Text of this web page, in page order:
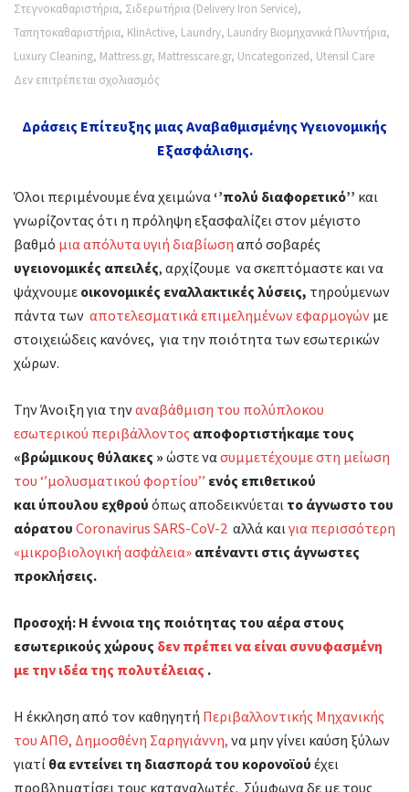
Στεγνοκαθαριστήρια, Σιδερωτήρια (Delivery Iron Service),
Ταπητοκαθαριστήρια, KlinActive, Laundry, Laundry Βιομηχανικά Πλυντήρια,
Luxury Cleaning, Mattress.gr, Mattresscare.gr, Uncategorized, Utensil Care
Δεν επιτρέπεται σχολιασμός
Επίτευξης
μιας
Υγειονομικής
Εξασφάλισης.
Δράσεις Επίτευξης μιας Αναβαθμισμένης Υγειονομικής
Εξασφάλισης.
Όλοι περιμένουμε ένα χειμώνα‘’πολύ διαφορετικό’’ και
γνωρίζοντας ότι η πρόληψη εξασφαλίζει στον μέγιστο
βαθμό μια απόλυτα υγιή διαβίωση από σοβαρές
υγειονομικές απειλές, αρχίζουμε να σκεπτόμαστε και να
ψάχνουμε οικονομικές εναλλακτικές λύσεις, τηρούμενων
πάντα των αποτελεσματικά επιμελημένων εφαρμογών με
στοιχειώδεις κανόνες, για την ποιότητα των εσωτερικών
χώρων.
Την Άνοιξη για τηναναβάθμιση του πολύπλοκου
εσωτερικού περιβάλλοντος αποφορτιστήκαμε τους
«βρώμικους θύλακες » ώστε νασυμμετέχουμε στη μείωση
του ‘’μολυσματικού φορτίου’’ ενός επιθετικού
και ύπουλου εχθρού όπως αποδεικνύεται το άγνωστο του
αόρατου Coronavirus SARS-CoV-2 αλλά καιγια περισσότερη
«μικροβιολογική ασφάλεια» απέναντι στις άγνωστες
προκλήσεις.
Προσοχή: Η έννοια της ποιότητας του αέρα στους
εσωτερικούς χώρους δεν πρέπει να είναι συνυφασμένη
με την ιδέα της πολυτέλειας .
Η έκκληση από τον καθηγητή Περιβαλλοντικής Μηχανικής
του ΑΠΘ, Δημοσθένη Σαρηγιάννη, να μην γίνει καύση ξύλων
γιατί θα εντείνει τη διασπορά του κορονοϊού έχει
προβληματίσει τους καταναλωτές. Σύμφωνα δε με τους